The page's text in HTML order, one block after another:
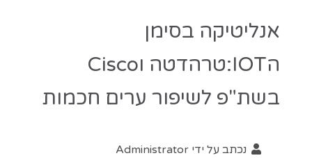
אנליטיקה בסימן
הIOT:טרהדטה וCisco
בשת"פ לשיפור ערים חכמות
נכתב על ידי Administrator